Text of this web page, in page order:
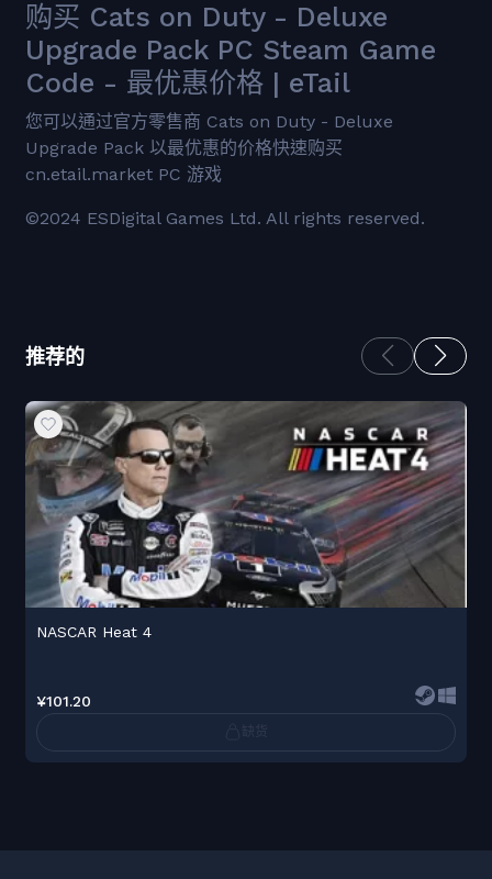
购买 Cats on Duty - Deluxe
Upgrade Pack PC Steam Game
Code - 最优惠价格 | eTail
您可以通过官方零售商 Cats on Duty - Deluxe
Upgrade Pack 以最优惠的价格快速购买
cn.etail.market PC 游戏
©2024 ESDigital Games Ltd. All rights reserved.
推荐的
NASCAR Heat 4
¥101.20